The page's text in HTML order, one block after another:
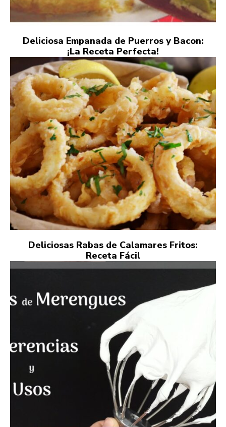
Deliciosa Empanada de Puerros y Bacon:
¡La Receta Perfecta!
Deliciosas Rabas de Calamares Fritos:
Receta Fácil